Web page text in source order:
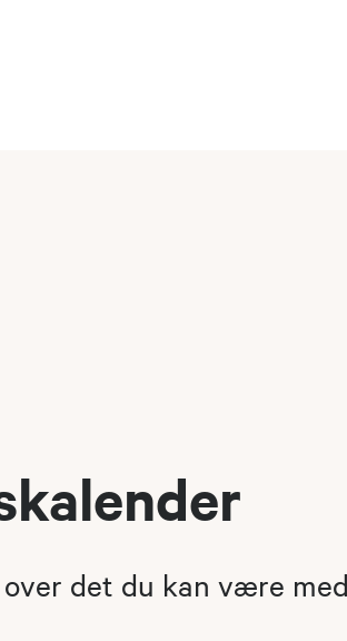
det du kan være